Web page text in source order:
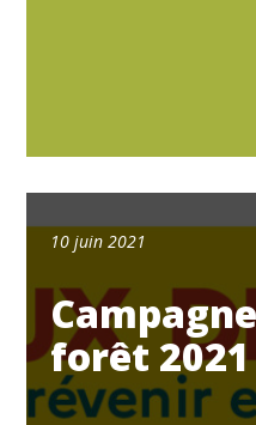
10 juin 2021
forêt 2021